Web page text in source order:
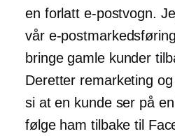
en forlatt e-postvogn.
vår e-
bringe gamle kunder
Deretter remarketing
si at en kunde ser på
følge ham tilbake til